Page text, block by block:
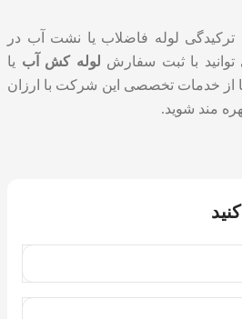
لوله فاضلاب یا نشت آب در
با ثبت سفارش لوله کش آب یا
از خدمات تخصصی این شرکت با ارزان
مند شوید.